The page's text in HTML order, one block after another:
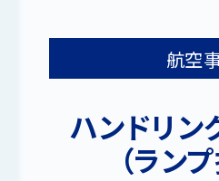
航空
ハンドリン
（ラン